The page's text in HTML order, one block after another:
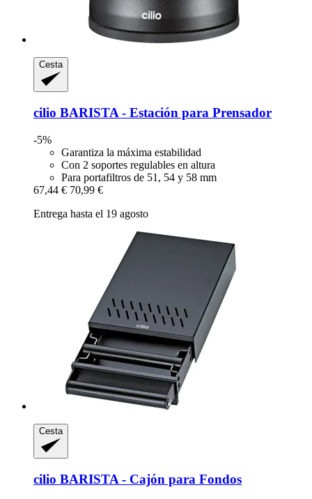
Cesta
cilio BARISTA -​ Estación para Prensador
-5%
Garantiza la máxima estabilidad
Con 2 soportes regulables en altura
Para portafiltros de 51, 54 y 58 mm
67,44 € 70,99 €
Entrega hasta el 19 agosto
Cesta
cilio BARISTA -​ Cajón para Fondos